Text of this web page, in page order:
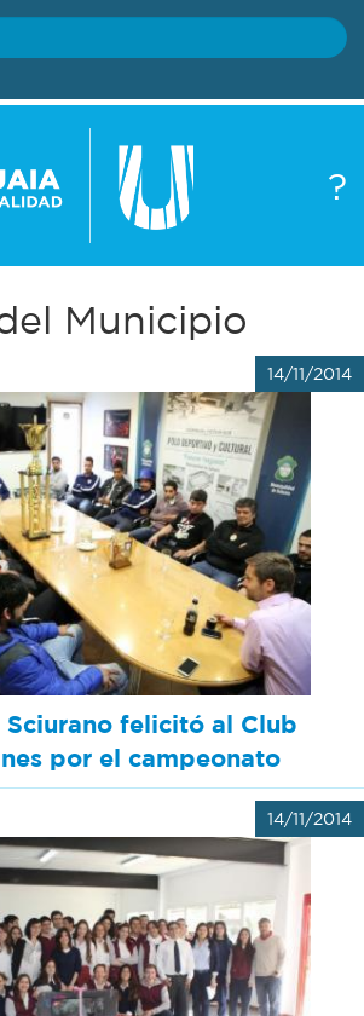
?
Municipio
14/11/2014
Sciurano felicitó al Club
por el campeonato
14/11/2014